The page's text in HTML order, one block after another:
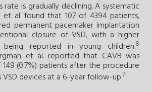
is gradually declining. A systematic
al. found that 107 of 4394 patients,
permanent pacemaker implantation
closure of VSD, with a higher
being reported in young children.8
et al. reported that CAVB was
(0.7%) patients after the procedure
VSD devices at a 6-year follow-up.7